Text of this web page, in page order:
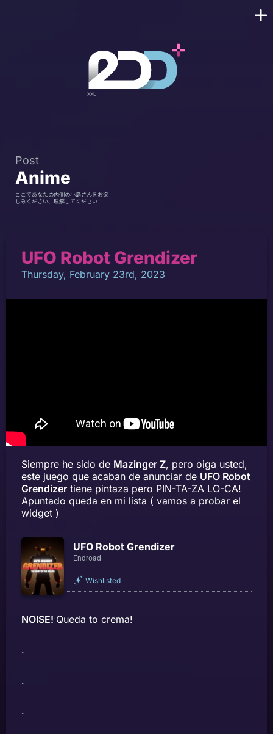
Post
Anime
ここであなたの内側の小島さんをお楽
しみください、理解してください
UFO Robot Grendizer
Thursday, February 23rd, 2023
Siempre he sido de Mazinger Z, pero oiga usted,
este juego que acaban de anunciar de UFO Robot
Grendizer tiene pintaza pero PIN-TA-ZA LO-CA!
Apuntado queda en mi lista ( vamos a probar el
widget )
UFO Robot Grendizer
Endroad
Wishlisted
NOISE! Queda to crema!
.
.
.